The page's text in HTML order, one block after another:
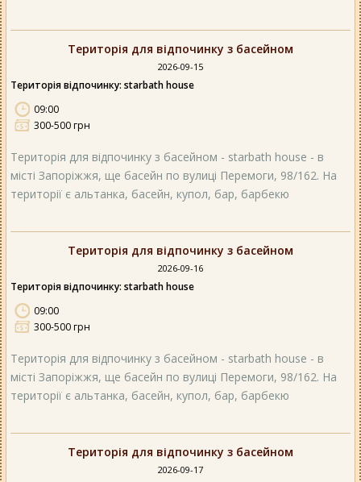
Територія для відпочинку з басейном
2026-09-15
Територія відпочинку: starbath house
09:00
300-500 грн
Територія для відпочинку з басейном - starbath house - в
місті Запоріжжя, ще басейн по вулиці Перемоги, 98/162. На
території є альтанка, басейн, купол, бар, барбекю
Територія для відпочинку з басейном
2026-09-16
Територія відпочинку: starbath house
09:00
300-500 грн
Територія для відпочинку з басейном - starbath house - в
місті Запоріжжя, ще басейн по вулиці Перемоги, 98/162. На
території є альтанка, басейн, купол, бар, барбекю
Територія для відпочинку з басейном
2026-09-17